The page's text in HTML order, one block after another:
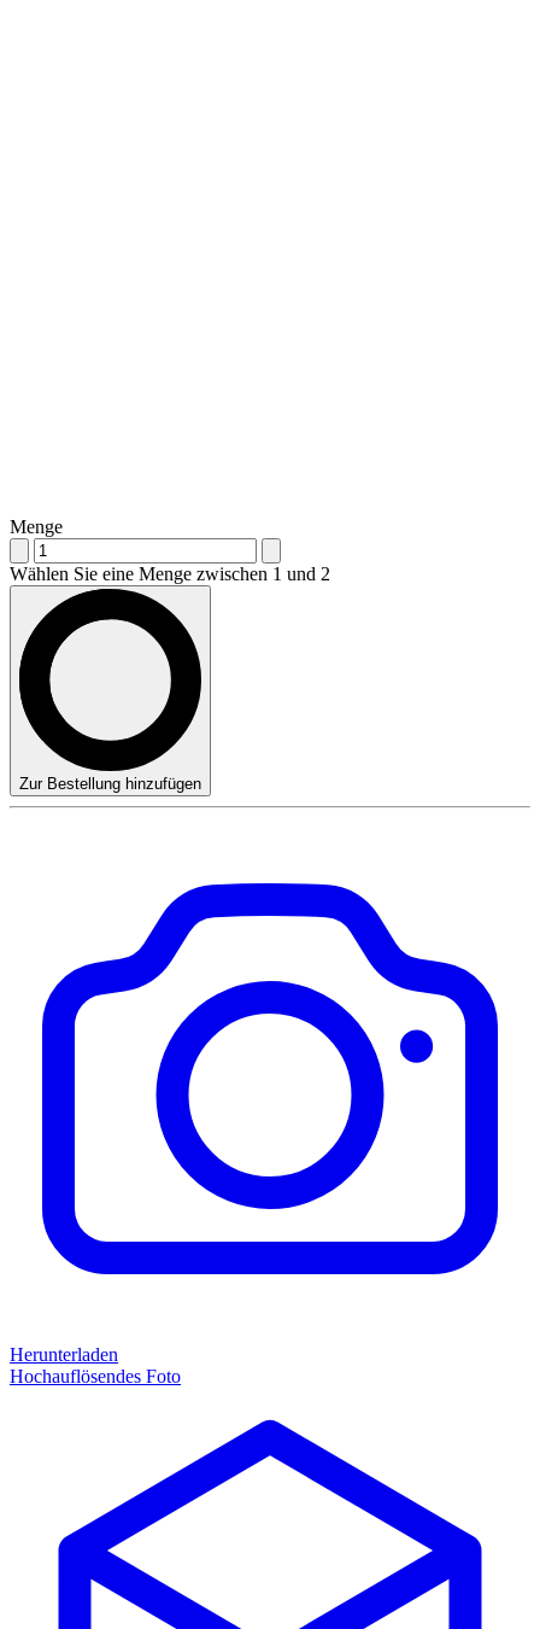
Menge
Wählen Sie eine Menge zwischen 1 und 2
Zur Bestellung hinzufügen
Herunterladen
Hochauflösendes Foto